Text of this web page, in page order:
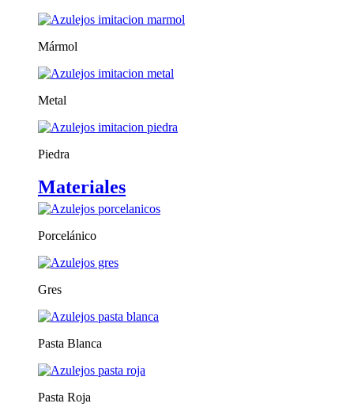
Mármol
Metal
Piedra
Materiales
Porcelánico
Gres
Pasta Blanca
Pasta Roja